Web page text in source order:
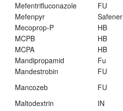
Mefentrifluconazole
FU
Mefenpyr
Safener
Mecoprop-P
HB
MCPB
HB
MCPA
HB
Mandipropamid
Fu
Mandestrobin
FU
Mancozeb
FU
Maltodextrin
IN